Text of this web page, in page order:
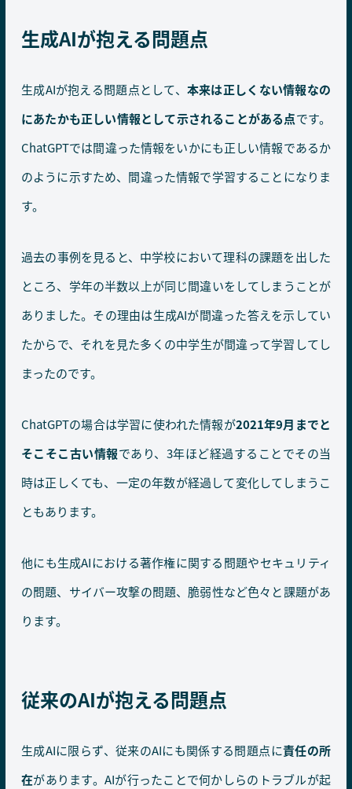
生成AIが抱える問題点
生成AIが抱える問題点として、 本来は正しくない情報なの
にあたかも正しい情報として示されることがある点です。
ChatGPTでは間違った情報をいかにも正しい情報であるか
のように示すため、間違った情報で学習することになりま
す。
過去の事例を見ると、中学校において理科の課題を出した
ところ、学年の半数以上が同じ間違いをしてしまうことが
ありました。その理由は生成AIが間違った答えを示してい
たからで、それを見た多くの中学生が間違って学習してし
まったのです。
ChatGPTの場合は学習に使われた情報が2021年9月までと
そこそこ古い情報であり、3年ほど経過することでその当
時は正しくても、一定の年数が経過して変化してしまうこ
ともあります。
他にも生成AIにおける著作権に関する問題やセキュリティ
の問題、サイバー攻撃の問題、脆弱性など色々と課題があ
ります。
従来のAIが抱える問題点
生成AIに限らず、従来のAIにも関係する問題点に責任の所
在があります。AIが行ったことで何かしらのトラブルが起